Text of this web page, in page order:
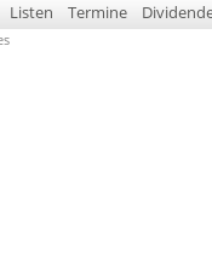
Listen Termine